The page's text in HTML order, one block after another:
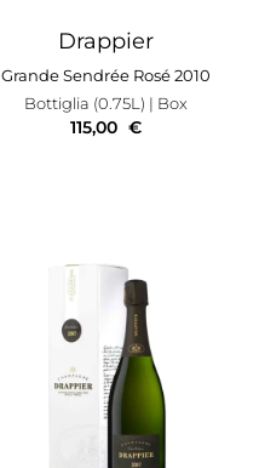
Drappier
Grande Sendrée Rosé 2010
Bottiglia (0.75L) | Box
115,00 €